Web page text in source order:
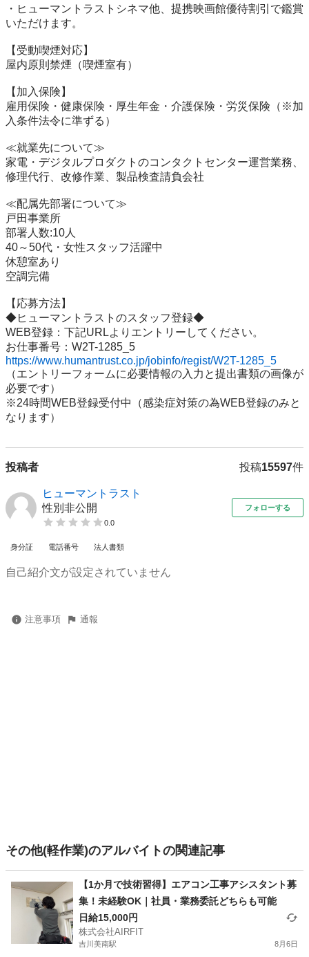
・ヒューマントラストシネマ他、提携映画館優待割引で鑑賞
いただけます。
【受動喫煙対応】
屋内原則禁煙（喫煙室有）
【加入保険】
雇用保険・健康保険・厚生年金・介護保険・労災保険（※加
入条件法令に準ずる）
≪就業先について≫
家電・デジタルプロダクトのコンタクトセンター運営業務、
修理代行、改修作業、製品検査請負会社
≪配属先部署について≫
戸田事業所
部署人数:10人
40～50代・女性スタッフ活躍中
休憩室あり
空調完備
【応募方法】
◆ヒューマントラストのスタッフ登録◆
WEB登録：下記URLよりエントリーしてください。
https://www.humantrust.co.jp/jobinfo/regist/W2T-1285_5
（エントリーフォームに必要情報の入力と提出書類の画像が
必要です）
※24時間WEB登録受付中（感染症対策の為WEB登録のみと
なります）
投稿者 投稿15597件
ヒューマントラスト
性別非公開
0.0
フォローする
身分証 電話番号 法人書類
自己紹介文が設定されていません
注意事項 通報
その他(軽作業)のアルバイトの関連記事
【1か月で技術習得】エアコン工事アシスタント募
集！未経験OK｜社員・業務委託どちらも可能
日給15,000円
株式会社AIRFIT
吉川美南駅 8月6日